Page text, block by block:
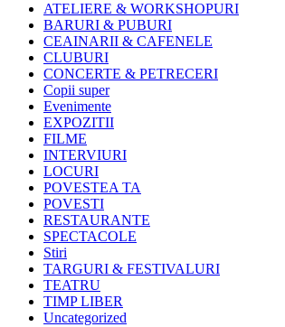
ATELIERE & WORKSHOPURI
BARURI & PUBURI
CEAINARII & CAFENELE
CLUBURI
CONCERTE & PETRECERI
Copii super
Evenimente
EXPOZITII
FILME
INTERVIURI
LOCURI
POVESTEA TA
POVESTI
RESTAURANTE
SPECTACOLE
Stiri
TARGURI & FESTIVALURI
TEATRU
TIMP LIBER
Uncategorized